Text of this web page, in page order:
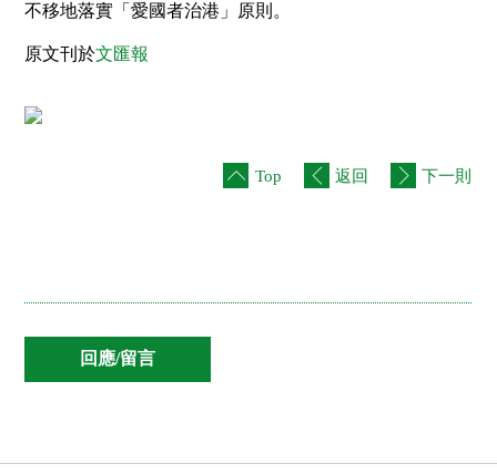
不移地落實「愛國者治港」原則。
原文刊於文匯報
Top 返回 下一則